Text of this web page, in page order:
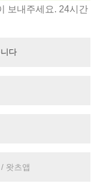
보내주세요. 24시간